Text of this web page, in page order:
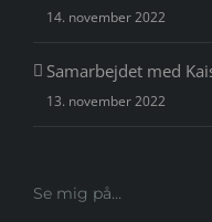
14. november 2022
Samarbejdet med
13. november 2022
Se mig på…